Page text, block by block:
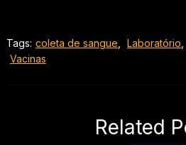
Tags: coleta de sangue Laboratório
Vacinas
Related